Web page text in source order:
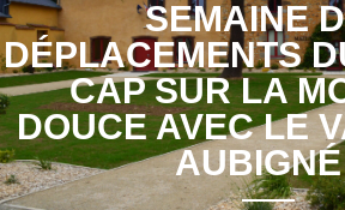
SEMAINE
DÉPLACEMENTS
CAP SUR LA
DOUCE AVEC LE